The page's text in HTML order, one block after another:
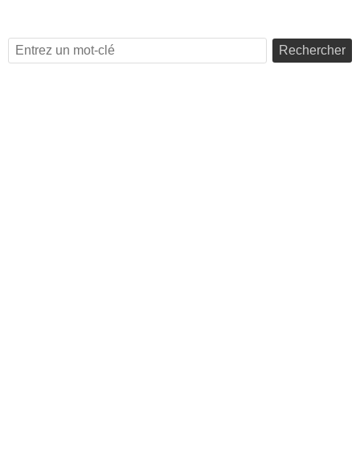
Rechercher